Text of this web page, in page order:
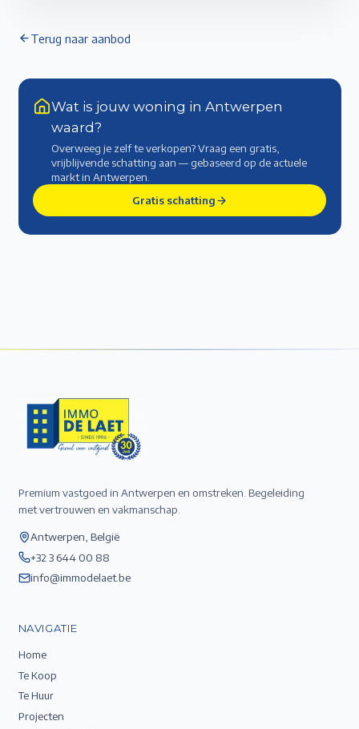
Terug naar aanbod
Wat is jouw woning in Antwerpen
waard?
Overweeg je zelf te verkopen? Vraag een gratis,
vrijblijvende schatting aan — gebaseerd op de actuele
marktin Antwerpen
Gratis schatting
Premium vastgoed in Antwerpen en omstreken. Begeleiding
met vertrouwen en vakmanschap.
Antwerpen, België
+32 3 644 00 88
info@immodelaet.be
NAVIGATIE
Home
Te Koop
Te Huur
Projecten